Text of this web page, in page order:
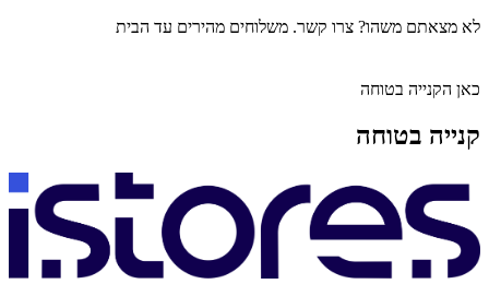
לא מצאתם משהו? צרו קשר. משלוחים מהירים עד הבית
כאן הקנייה בטוחה
קנייה בטוחה